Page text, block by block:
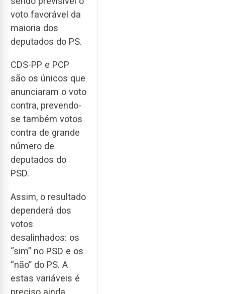
voto favorável da
maioria dos
deputados do PS.
CDS-PP e PCP
são os únicos que
anunciaram o voto
contra, prevendo-
se também votos
contra de grande
número de
deputados do
PSD.
Assim, o resultado
dependerá dos
votos
desalinhados: os
“sim” no PSD e os
“não” do PS. A
estas variáveis é
preciso ainda